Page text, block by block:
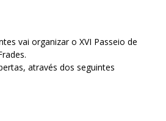
vai organizar o XVI Passeio de
através dos seguintes